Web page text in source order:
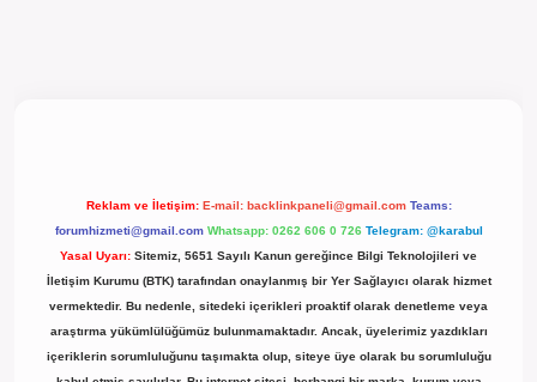
Reklam ve İletişim: E-mail: backlinkpaneli@gmail.com Teams:
forumhizmeti@gmail.com Whatsapp: 0262 606 0 726 Telegram: @karabul
Yasal Uyarı: Sitemiz, 5651 Sayılı Kanun gereğince Bilgi Teknolojileri ve
İletişim Kurumu (BTK) tarafından onaylanmış bir Yer Sağlayıcı olarak hizmet
vermektedir. Bu nedenle, sitedeki içerikleri proaktif olarak denetleme veya
araştırma yükümlülüğümüz bulunmamaktadır. Ancak, üyelerimiz yazdıkları
içeriklerin sorumluluğunu taşımakta olup, siteye üye olarak bu sorumluluğu